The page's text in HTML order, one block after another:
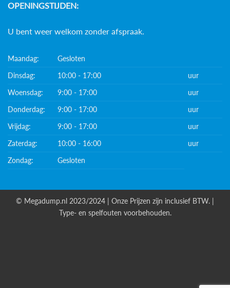
OPENINGSTIJDEN:
U bent weer welkom zonder afspraak.
Maandag:
Gesloten
Dinsdag:
10:00 - 17:00
uur
Woensdag:
9:00 - 17:00
uur
Donderdag:
9:00 - 17:00
uur
Vrijdag:
9:00 - 17:00
uur
Zaterdag:
10:00 - 16:00
uur
Zondag:
Gesloten
© Megadump.nl 2023/2024 | Onze Prijzen zijn inclusief BTW. |
Type- en spelfouten voorbehouden.